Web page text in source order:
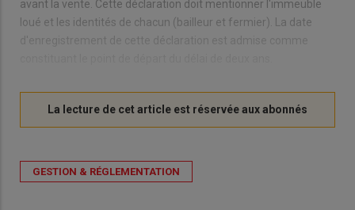
avant la vente. Cette déclaration doit mentionner l'immeuble
loué et les identités de chacun (bailleur et fermier). La date
d'enregistrement de cette déclaration est admise comme
GESTION & RÉGLEMENTATION